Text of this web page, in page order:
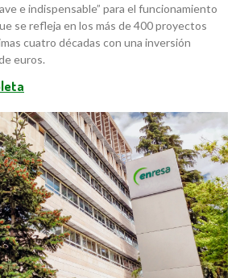
e indispensable” para el funcionamiento
se refleja en los más de 400 proyectos
cuatro décadas con una inversión
euros.